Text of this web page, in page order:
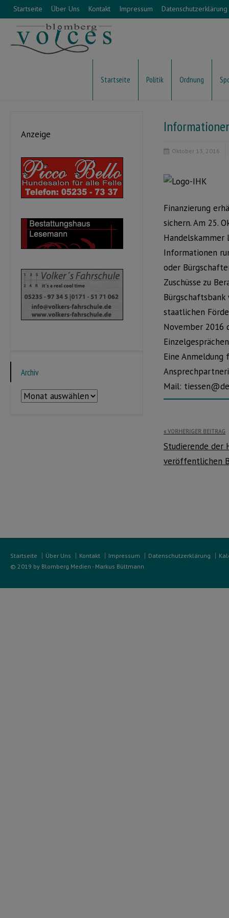
Startseite Über Uns Kontakt Impressum Datenschutzerklärung
Startseite Politik Ordnung
Oktober 13, 2016
Finanzierung
sichern. Am 25.
Informationen
oder
Zuschüsse zu
staatlichen
November 2016
Eine
Mail:
VORHERIGER BEITRAG
Studierende der
veröffentlichen
Anzeige
Archiv
Archiv
Startseite Über Uns Kontakt Impressum Datenschutzerklärung
© 2019 by Blomberg Medien - Markus Bültmann